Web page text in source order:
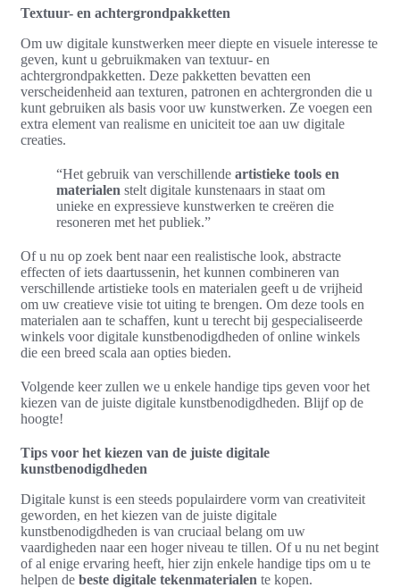
Textuur- en achtergrondpakketten
Om uw digitale kunstwerken meer diepte en visuele interesse te
geven, kunt u gebruikmaken van textuur- en
achtergrondpakketten. Deze pakketten bevatten een
verscheidenheid aan texturen, patronen en achtergronden die u
kunt gebruiken als basis voor uw kunstwerken. Ze voegen een
extra element van realisme en uniciteit toe aan uw digitale
creaties.
“Het gebruik van verschillende artistieke tools en
materialen stelt digitale kunstenaars in staat om
unieke en expressieve kunstwerken te creëren die
resoneren met het publiek.”
Of u nu op zoek bent naar een realistische look, abstracte
effecten of iets daartussenin, het kunnen combineren van
verschillende artistieke tools en materialen geeft u de vrijheid
om uw creatieve visie tot uiting te brengen. Om deze tools en
materialen aan te schaffen, kunt u terecht bij gespecialiseerde
winkels voor digitale kunstbenodigdheden of online winkels
die een breed scala aan opties bieden.
Volgende keer zullen we u enkele handige tips geven voor het
kiezen van de juiste digitale kunstbenodigdheden. Blijf op de
hoogte!
Tips voor het kiezen van de juiste digitale
kunstbenodigdheden
Digitale kunst is een steeds populairdere vorm van creativiteit
geworden, en het kiezen van de juiste digitale
kunstbenodigdheden is van cruciaal belang om uw
vaardigheden naar een hoger niveau te tillen. Of u nu net begint
of al enige ervaring heeft, hier zijn enkele handige tips om u te
helpen de beste digitale tekenmaterialen te kopen.